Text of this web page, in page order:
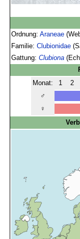
Ordnung:Araneae
Familie:Clubionidae
Gattung:Clubiona
Monat:
1 2
♂
♀